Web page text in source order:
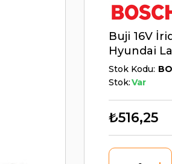
Buji 16V
Hyundai
Stok Kodu
Stok:Var
₺516,25